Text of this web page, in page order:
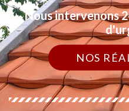
Nous intervenons
NOS